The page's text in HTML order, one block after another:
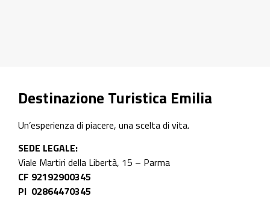
Destinazione Turistica Emilia
Un’esperienza di piacere, una scelta di vita.
SEDE LEGALE:
Viale Martiri della Libertà, 15 – Parma
CF 92192900345
PI 02864470345